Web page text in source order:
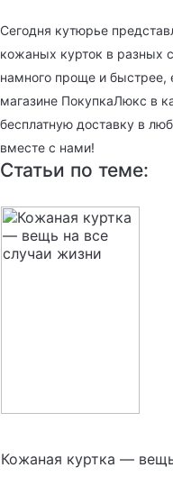
Сегодня кутюрье
кожаных курток в разных
намного проще и быстрее,
магазине ПокупкаЛюкс в
бесплатную доставку в
вместе с нами!
Статьи по теме:
Кожаная куртка —